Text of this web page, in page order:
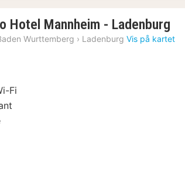
Hotel Mannheim - Ladenburg
natt
Wurttemberg › Ladenburg Vis på kartet
Fi